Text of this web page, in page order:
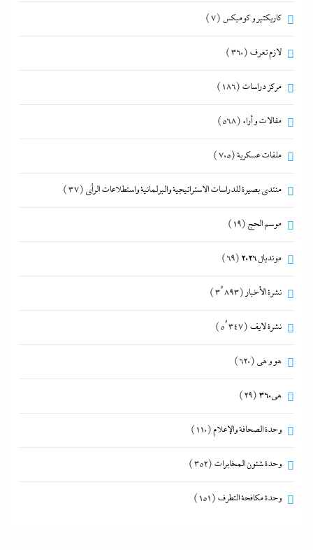
كاريكتير و كوميكس (7)
لازم تعرف (360)
مركز دراسات (186)
مقالات و أراء (568)
ملفات عسكرية(705)
منتدى بصيرة للدراسات الاستراتيجية والبرلمانية واستطلاعات الرأى (37)
موسم الحج (19)
مونديال 2026 (69)
نشرة الأخبار (3٬893)
نشرة لايف (5٬347)
هو و هي (620)
هى360 (29)
وحدة الصحافة والإعلام(110)
وحدة شئون المخابرات (352)
وحدة مكافحة التطرف (151)